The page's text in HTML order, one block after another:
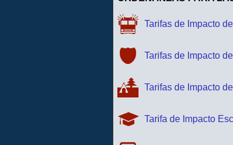
Tarifas de Impacto
Tarifas de Impacto
Tarifas de Impacto
Tarifa de Impacto